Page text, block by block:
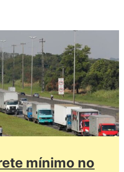
mínimo no